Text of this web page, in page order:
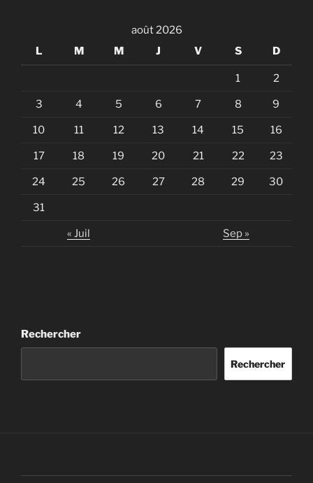
août 2026
L
M M J V S D
1 2
3 4 5 6 7 8 9
10 11 12 13 14 15 16
17 18 19 20 21 22 23
24 25 26 27 28 29 30
31
« Juil Sep »
Rechercher
Rechercher